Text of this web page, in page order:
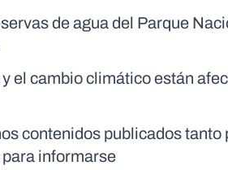
de agua del Parque
el cambio climático están
contenidos publicados tanto
informarse